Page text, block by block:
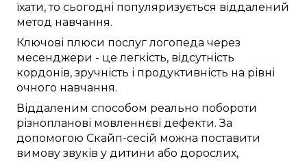
їхати, то сьогодні популяризується віддалений
метод навчання.
Ключові плюси послуг логопеда через
месенджери - целегкість, відсутність
кордонів, зручність і продуктивність на рівні
очного навчання.
Віддаленим способом реально побороти
різнопланові мовленнєві дефекти.За
допомогою Скайп-сесій можна поставити
вимову звуків у дитини або дорослих,